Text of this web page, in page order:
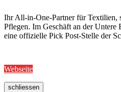
Ihr All-in-One-Partner für Textilien,
Pflegen. Im Geschäft an der Untere
eine offizielle Pick Post-Stelle der
Webseite
schliessen